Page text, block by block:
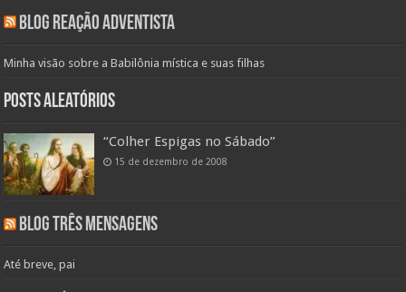
Blog Reação Adventista
Minha visão sobre a Babilônia mística e suas filhas
Posts aleatórios
“Colher Espigas no Sábado”
15 de dezembro de 2008
Blog Três Mensagens
Até breve, pai